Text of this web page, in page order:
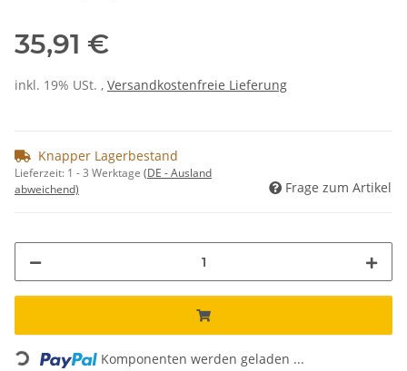
35,91 €
inkl. 19% USt. , Versandkostenfreie Lieferung
Knapper Lagerbestand
Lieferzeit: 1 - 3 Werktage (DE - Ausland
abweichend)
Frage zum Artikel
Loading... Komponenten werden geladen ...